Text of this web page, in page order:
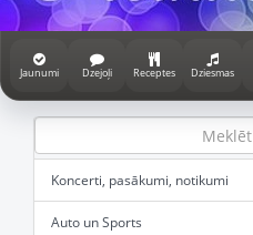
Jaunumi Dzejoļi Receptes Dziesmas
Koncerti, pasākumi, notikumi
Auto un Sports